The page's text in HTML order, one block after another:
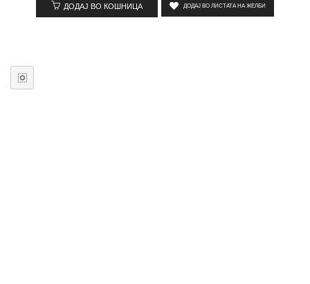
ДОДАЈ ВО КОШНИЦА ДОДАЈ ВО ЛИСТАТА НА ЖЕЛБИ